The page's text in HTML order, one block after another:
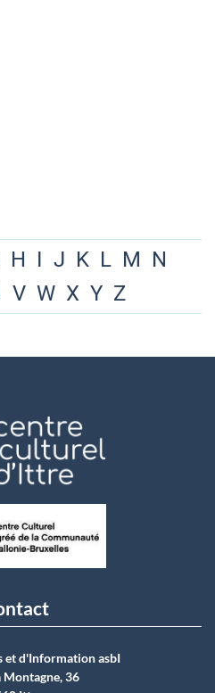
H I J K L M N
V W X Y Z
et d'Information asbI
Montagne, 36